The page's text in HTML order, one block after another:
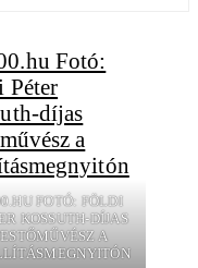
FOTÓ: FÖLDI
KOSSUTH-DÍJAS
A